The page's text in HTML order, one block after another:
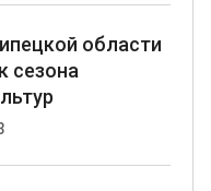
области
сезона